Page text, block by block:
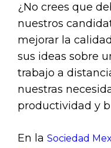
¿No crees que
nuestros
mejorar la
sus ideas sobre
trabajo a
nuestras
productividad y
En la Sociedad